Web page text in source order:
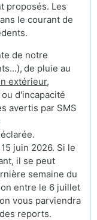
proposés. Les
le courant de
de notre
de pluie au
extérieur,
d'incapacité
avertis par SMS
juin 2026. Si le
il se peut
semaine du
entre le 6 juillet
vous parviendra
reports.